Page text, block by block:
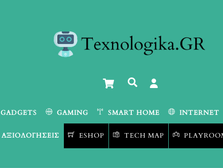
Cart Αναζήτηση
GADGETS GAMING SMART HOME INTERNET
ΑΞΙΟΛΟΓΉΣΕΙΣ ESHOP TECH MAP